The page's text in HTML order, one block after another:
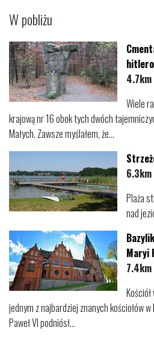
W pobliżu
4.7km
Wiele
krajową nr 16 obok tych dwóch
Małych. Zawsze myślałem, że...
6.3km
Plaża
nad
Maryi
7.4km
jednym z najbardziej znanych kościołów
Paweł VI podniósł...